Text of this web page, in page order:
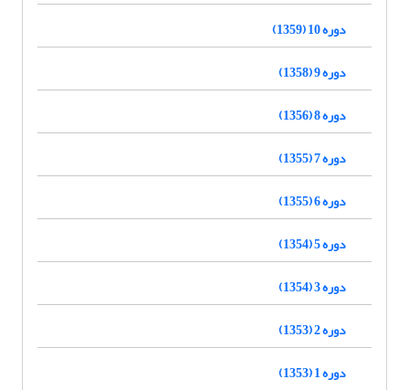
دوره 10 (1359)
دوره 9 (1358)
دوره 8 (1356)
دوره 7 (1355)
دوره 6 (1355)
دوره 5 (1354)
دوره 3 (1354)
دوره 2 (1353)
دوره 1 (1353)